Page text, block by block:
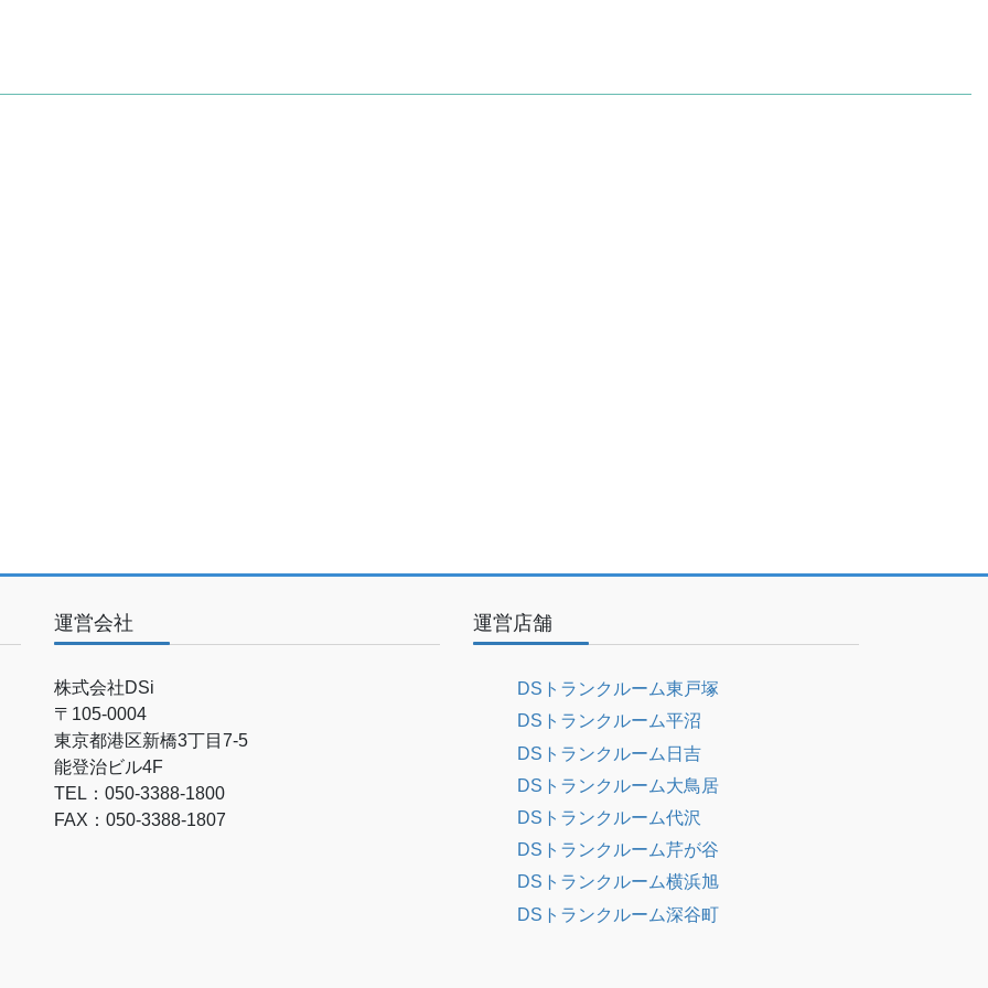
運営会社
株式会社DSi
〒105-0004
東京都港区新橋3丁目7-5
能登治ビル4F
TEL：050-3388-1800
FAX：050-3388-1807
運営店舗
DSトランクルーム東戸塚
DSトランクルーム平沼
DSトランクルーム日吉
DSトランクルーム大鳥居
DSトランクルーム代沢
DSトランクルーム芹が谷
DSトランクルーム横浜旭
DSトランクルーム深谷町